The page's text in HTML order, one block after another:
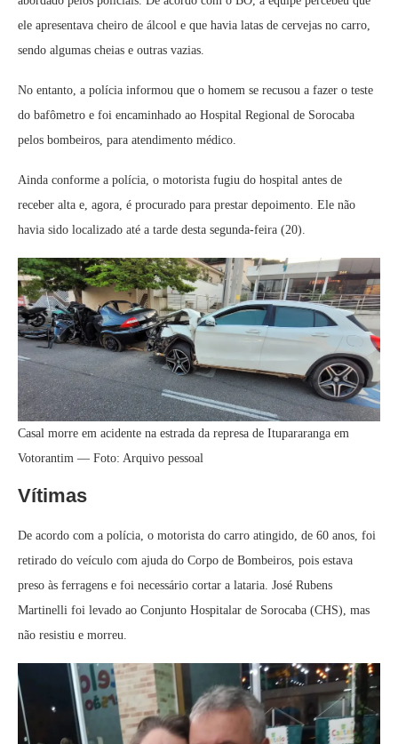
ele apresentava cheiro de álcool e que havia latas de cervejas no carro,
sendo algumas cheias e outras vazias.
No entanto, a polícia informou que o homem se recusou a fazer o teste
do bafômetro e foi encaminhado ao Hospital Regional de Sorocaba
pelos bombeiros, para atendimento médico.
Ainda conforme a polícia, o motorista fugiu do hospital antes de
receber alta e, agora, é procurado para prestar depoimento. Ele não
havia sido localizado até a tarde desta segunda-feira (20).
Casal morre em acidente na estrada da represa de Itupararanga em
Votorantim — Foto: Arquivo pessoal
Vítimas
De acordo com a polícia, o motorista do carro atingido, de 60 anos, foi
retirado do veículo com ajuda do Corpo de Bombeiros, pois estava
preso às ferragens e foi necessário cortar a lataria. José Rubens
Martinelli foi levado ao Conjunto Hospitalar de Sorocaba (CHS), mas
não resistiu e morreu.